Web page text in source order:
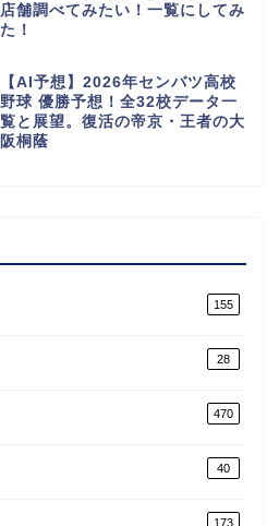
店舗調べてみたい！一覧にしてみ
た！
【AI予想】2026年センバツ高校
野球 優勝予想！全32校データ一
覧と展望。復活の帝京・王者の大
阪桐蔭
155
28
470
40
173